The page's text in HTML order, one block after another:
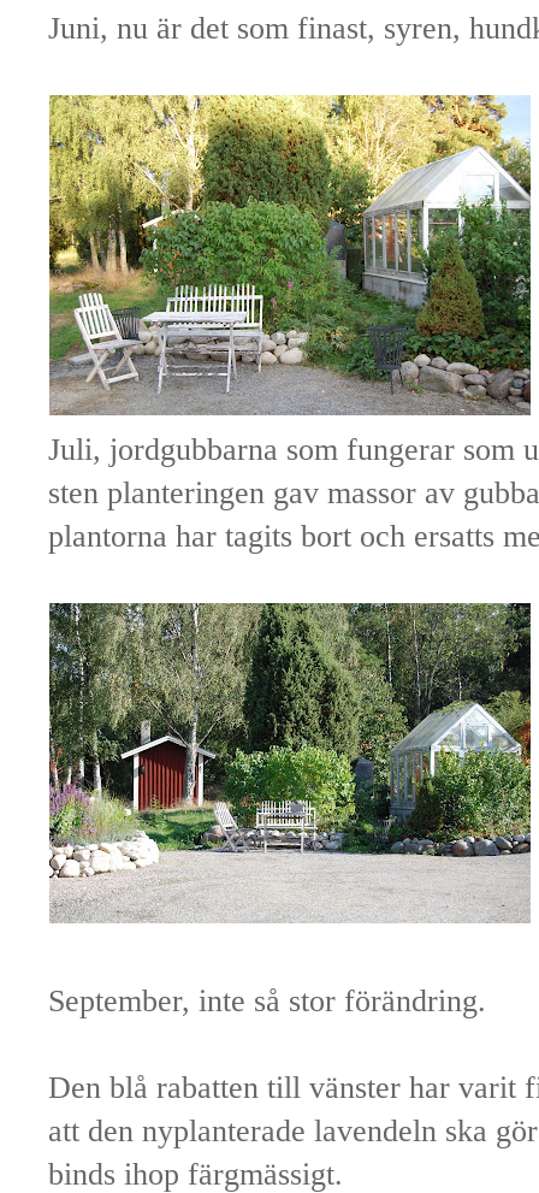
Juni, nu är det som finast, syren,
Juli, jordgubbarna som fungerar som
sten planteringen gav massor av
plantorna har tagits bort och ersatts
September, inte så stor förändring.
Den blå rabatten till vänster har varit
att den nyplanterade lavendeln ska
binds ihop färgmässigt.